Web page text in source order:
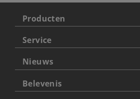
Producten
Service
Nieuws
Belevenis